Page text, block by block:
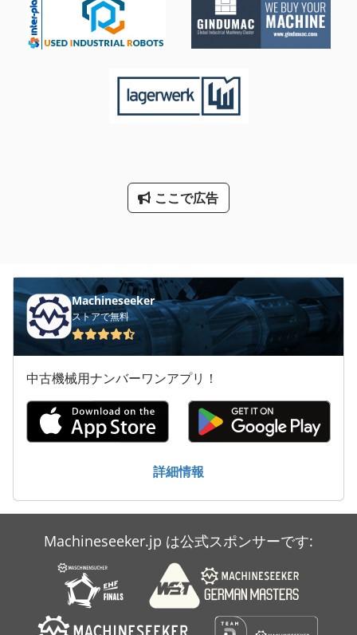
ここで広告
Machineseeker
ストアで無料
中古機械用ナンバーワンアプリ！
詳細情報
Machineseeker.jp は公式スポンサーです: